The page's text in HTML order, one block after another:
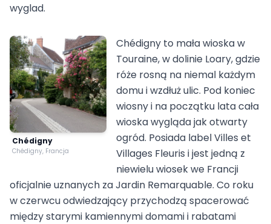
wyglad.
Chédigny
Chédigny, Francja
Chédigny to mała wioska w
Touraine, w dolinie Loary, gdzie
róże rosną na niemal każdym
domu i wzdłuż ulic. Pod koniec
wiosny i na początku lata cała
wioska wygląda jak otwarty
ogród. Posiada label Villes et
Villages Fleuris i jest jedną z
niewielu wiosek we Francji
oficjalnie uznanych za Jardin Remarquable. Co roku
w czerwcu odwiedzający przychodzą spacerować
między starymi kamiennymi domami i rabatami